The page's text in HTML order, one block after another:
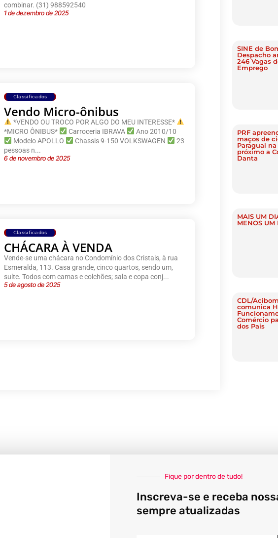
combinar. (31) 988592540
1 de dezembro de 2025
Classificados
Vendo Micro-ônibus
*VENDO OU TROCO POR ALGO DO MEU INTERESSE*
*MICRO ÔNIBUS*
Carroceria IBRAVA
Ano 2010/10
Modelo APOLLO
Chassis 9-150 VOLKSWAGEN
23
pessoas n...
6 de novembro de 2025
Classificados
CHÁCARA À VENDA
Vende-se uma chácara no Condomínio dos Cristais, à rua
Esmeralda, 113. Casa grande, cinco quartos, sendo um,
suíte. Todos com camas e colchões; sala e copa conj...
5 de agosto de 2025
SINE de
Despacho
246 Vagas
Emprego
PRF
maços de
Paraguai na
próximo a
Danta
MAIS UM
MENOS UM
CDL/Acibom
comunica
Comércio
dos Pais
Fique por dentro de tudo!
Inscreva-se e receba
sempre atualizadas